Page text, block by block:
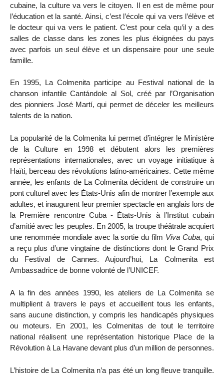
cubaine, la culture va vers le citoyen. Il en est de même pour
l’éducation et la santé. Ainsi, c’est l’école qui va vers l’élève et
le docteur qui va vers le patient. C’est pour cela qu’il y a des
salles de classe dans les zones les plus éloignées du pays
avec parfois un seul élève et un dispensaire pour une seule
famille.
En 1995, La Colmenita participe au Festival national de la
chanson infantile Cantándole al Sol, créé par l’Organisation
des pionniers José Martí, qui permet de déceler les meilleurs
talents de la nation.
La popularité de la Colmenita lui permet d’intégrer le Ministère
de la Culture en 1998 et débutent alors les premières
représentations internationales, avec un voyage initiatique à
Haïti, berceau des révolutions latino-américaines. Cette même
année, les enfants de La Colmenita décident de construire un
pont culturel avec les États-Unis afin de montrer l’exemple aux
adultes, et inaugurent leur premier spectacle en anglais lors de
la Première rencontre Cuba - États-Unis à l’Institut cubain
d’amitié avec les peuples. En 2005, la troupe théâtrale acquiert
une renommée mondiale avec la sortie du film Viva Cuba, qui
a reçu plus d’une vingtaine de distinctions dont le Grand Prix
du Festival de Cannes. Aujourd’hui, La Colmenita est
Ambassadrice de bonne volonté de l’UNICEF.
A la fin des années 1990, les ateliers de La Colmenita se
multiplient à travers le pays et accueillent tous les enfants,
sans aucune distinction, y compris les handicapés physiques
ou moteurs. En 2001, les Colmenitas de tout le territoire
national réalisent une représentation historique Place de la
Révolution à La Havane devant plus d’un million de personnes.
L’histoire de La Colmenita n’a pas été un long fleuve tranquille.